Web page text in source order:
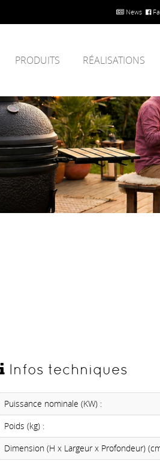
News
PRODUITS RÉALISATIONS
Infos techniques
Puissance nominale (KW) :
Poids (kg) :
Dimension (H x Largeur x Profondeur)